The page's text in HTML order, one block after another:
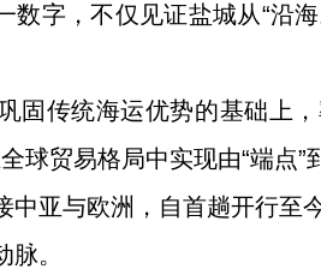
字，不仅见证盐城从“沿
固传统海运优势的基础上
球贸易格局中实现由“端点”
亚与欧洲，自首趟开行至
。